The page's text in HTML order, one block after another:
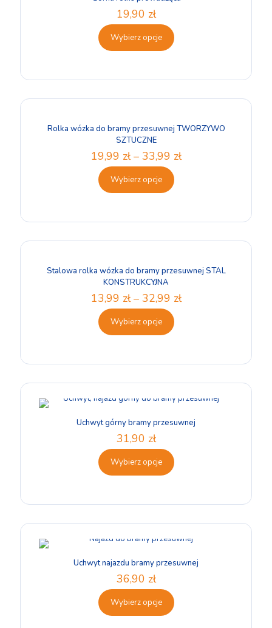
19,90 zł
Wybierz opcje
Rolka wózka do bramy przesuwnej TWORZYWO
SZTUCZNE
19,99 zł– 33,99 zł
Wybierz opcje
Stalowa rolka wózka do bramy przesuwnej STAL
KONSTRUKCYJNA
13,99 zł– 32,99 zł
Wybierz opcje
Uchwyt górny bramy przesuwnej
31,90 zł
Wybierz opcje
Uchwyt najazdu bramy przesuwnej
36,90 zł
Wybierz opcje